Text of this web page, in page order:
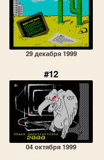
29 декабря 1999
#12
04 октября 1999